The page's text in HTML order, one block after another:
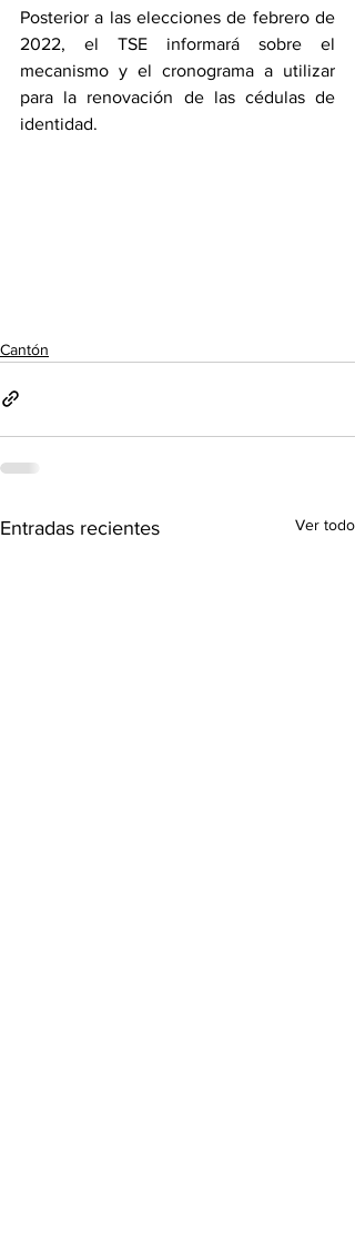
Posterior a las elecciones de febrero de
2022, el TSE informará sobre el
mecanismo y el cronograma a utilizar
para la renovación de las cédulas de
identidad.
Cantón
Entradas recientes Ver todo